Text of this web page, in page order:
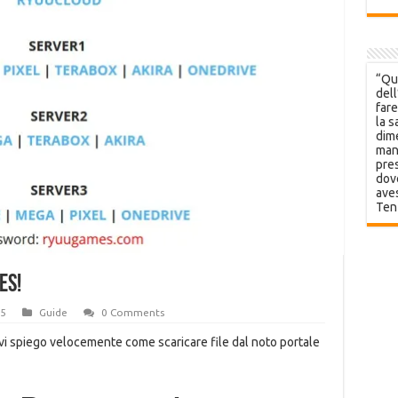
Guide 0 Comments
spiego velocemente come scaricare file dal noto portale
la